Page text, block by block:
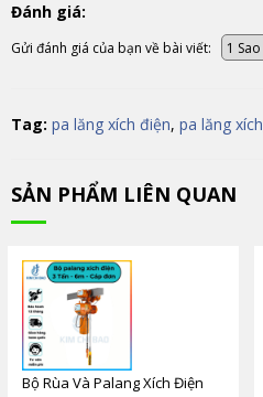
Đánh giá:
Gửi đánh giá của bạn về bài viết:
Tag: pa lăng xích điện, pa lăng xích
SẢN PHẨM LIÊN QUAN
Bộ Rùa Và Palang Xích Điện